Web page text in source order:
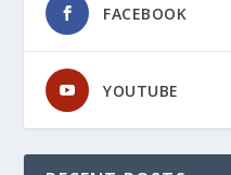
FACEBOOK
YOUTUBE